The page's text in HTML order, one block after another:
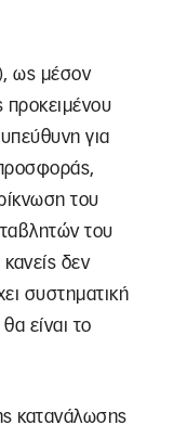
ως μέσον
προκειμένου
για
του
του
δεν
συστηματική
είναι το
κατανάλωσης